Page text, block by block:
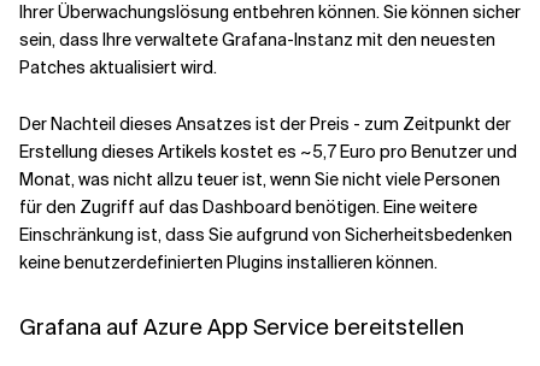
Ihrer Überwachungslösung entbehren können. Sie können sicher
sein, dass Ihre verwaltete Grafana-Instanz mit den neuesten
Patches aktualisiert wird.
Der Nachteil dieses Ansatzes ist der Preis - zum Zeitpunkt der
Erstellung dieses Artikels kostet es ~5,7 Euro pro Benutzer und
Monat, was nicht allzu teuer ist, wenn Sie nicht viele Personen
für den Zugriff auf das Dashboard benötigen. Eine weitere
Einschränkung ist, dass Sie aufgrund von Sicherheitsbedenken
keine benutzerdefinierten Plugins installieren können.
Grafana auf Azure App Service bereitstellen